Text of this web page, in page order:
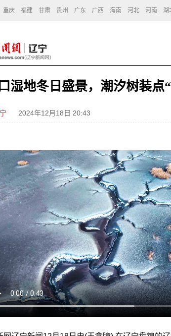
重庆 福建 甘肃 贵州 广东 广西 海南 河北 河南 湖
湿地冬日盛景，潮汐树装点
2024年12月18日 20:43